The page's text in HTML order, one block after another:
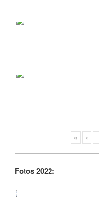
« ‹
Fotos 2022: